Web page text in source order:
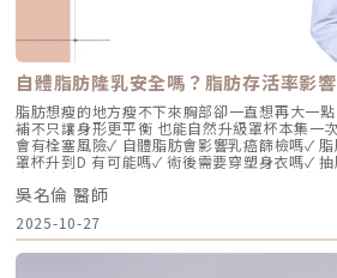
Profhilo 之所以能在國際醫美界佔有一席之地
NAHYCO™ 專利熱融合技術。1. 醫學界的「純
般玻尿酸為了維持在體內的時間，必須添加化學
這在合法範圍內是安全的，但對於過敏體質或追
存在延遲性發炎的風險。Profhilo逆時針 透過
高分子與低分子玻尿酸產生自然的氫鍵鍵結，完
具備極高的「生物相容性」，注射後能與人體
尿酸的「黃金比例」Profhilo 含有目前市面上
（64mg/2ml），它結合了： 高分子量玻尿酸
支撐與深層鎖水，改善鬆弛。 低分子量玻尿酸
分子，直接活化真皮層內的纖維母細胞，誘導
種「1+1 > 2」的協同作用，讓 Profhilo 在進入
樣迅速擴散，全面性地改善膚質。三、 3 種細
電波」的逆齡關鍵在辰美學的診間，我常跟客
肌膚施加了一種「啟動指令」。它不僅僅是補
制」： 活化 3 種關鍵細胞： 纖維母細胞：這是皮膚的「膠原工廠」。 角質
自體脂肪隆乳安全嗎？脂肪存活率影
脂肪想瘦的地方瘦不下來胸部卻一直想再大一
補不只讓身形更平衡 也能自然升級罩杯本集一
會有栓塞風險✓ 自體脂肪會影響乳癌篩檢嗎✓
罩杯升到D 有可能嗎✓ 術後需要穿塑身衣嗎✓
脂肪 打造柔軟真實的胸型適合誰 怎麼做 最有
依據重點摘要：0:00 #她說他說0:40 #自體脂肪
一樣？1:02 關於手術安全性 #自體隆乳2:12 不
會一樣嗎？3:16 關於抽脂安全 #脂肪栓塞問題
膠隆乳相關影片：• 罩杯升級前必看，自體脂
女乳好尷尬，胸部困擾的隱藏原因你有嗎？
吳名倫 醫師
2025-10-27